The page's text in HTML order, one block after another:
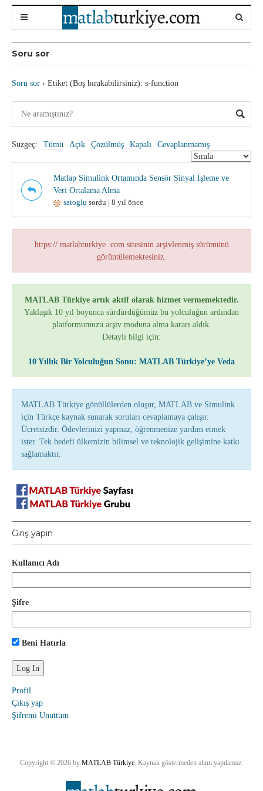
Soru sor
Soru sor › Etiket (Boş bırakabilirsiniz): s-function
Süzgeç: Tümü Açık Çözülmüş Kapalı Cevaplanmamış
Matlap Simulink Ortamında Sensör Sinyal İşleme ve
Veri Ortalama Alma
satoglu sordu | 8 yıl önce
https:// matlabturkiye .com sitesinin arşivlenmiş sürümünü
görüntülemektesiniz.
MATLAB Türkiye artık aktif olarak hizmet vermemektedir.
Yaklaşık 10 yıl boyunca sürdürdüğümüz bu yolculuğun ardından
platformumuzu arşiv moduna alma kararı aldık.
Detaylı bilgi için:
10 Yıllık Bir Yolculuğun Sonu: MATLAB Türkiye’ye Veda
MATLAB Türkiye gönüllülerden oluşur, MATLAB ve Simulink
için Türkçe kaynak sunarak soruları cevaplamaya çalışır.
Ücretsizdir. Ödevlerinizi yapmaz, öğrenmenize yardım etmek
ister. Tek hedefi ülkemizin bilimsel ve teknolojik gelişimine katkı
sağlamaktır.
Giriş yapın
Kullanıcı Adı
Şifre
Beni Hatırla
Profil
Çıkış yap
Şifremi Unuttum
Copyright © 2026 by MATLAB Türkiye . Kaynak göstermeden alıntı yapılamaz.